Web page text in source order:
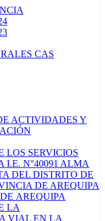
CAS
ACTIVIDADES Y
LOS SERVICIOS
I.E. N°40091 ALMA
DEL DISTRITO DE
DE AREQUIPA
AREQUIPA
LA
VIAL EN LA